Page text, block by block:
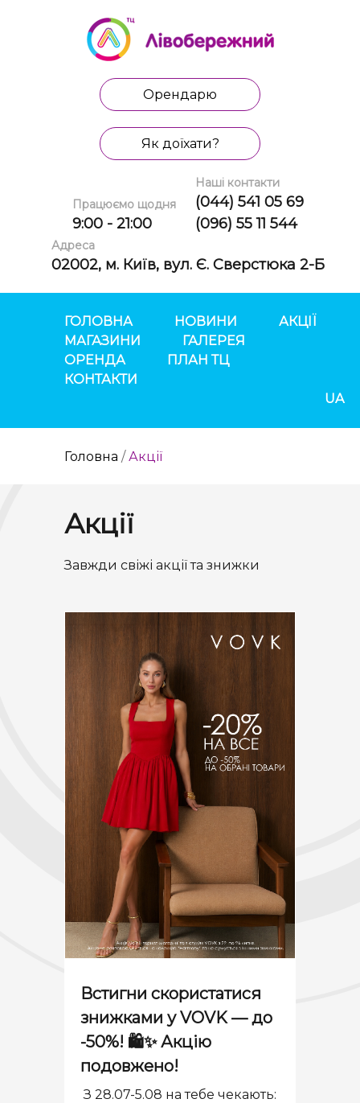
Орендарю
Як доїхати?
Працюємо щодня
9:00 - 21:00
Наші контакти
(044) 541 05 69
(096) 55 11 544
Адреса
02002, м. Київ, вул. Є. Сверстюка 2-Б
ГОЛОВНА НОВИНИ
АКЦІЇ
МАГАЗИНИ
ГАЛЕРЕЯ
ОРЕНДА
ПЛАН ТЦ
КОНТАКТИ
UA
Головна /Акції
Акції
Завжди свіжі акції та знижки
Встигни скористатися
знижками у VOVK — до
-50%! 🛍✨ Акцію
подовжено!
З 28.07-5.08 на тебе чекають: